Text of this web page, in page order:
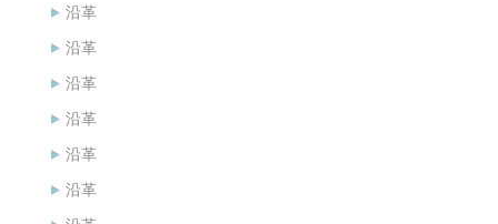
沿革
沿革
沿革
沿革
沿革
沿革